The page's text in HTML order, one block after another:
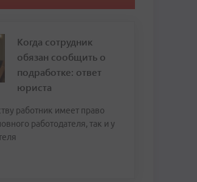
Когда сотрудник
обязан сообщить о
подработке: ответ
юриста
работник имеет право
работодателя, так и у